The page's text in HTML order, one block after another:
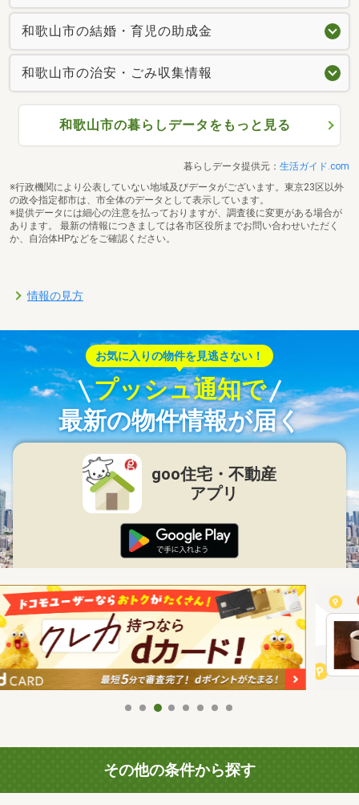
和歌山市の結婚・育児の助成金
和歌山市の治安・ごみ収集情報
和歌山市の暮らしデータをもっと見る
暮らしデータ提供元： 生活ガイド.com
※行政機関により公表していない地域及びデータがございます。東京23区以外
の政令指定都市は、市全体のデータとして表示しています。
※提供データには細心の注意を払っておりますが、調査後に変更がある場合が
あります。 最新の情報につきましては各市区役所までお問い合わせいただく
か、自治体HPなどをご確認ください。
情報の見方
お気に入りの物件を見逃さない！
プッシュ通知で
最新の物件情報が届く
goo住宅・不動産
アプリ
その他の条件から探す